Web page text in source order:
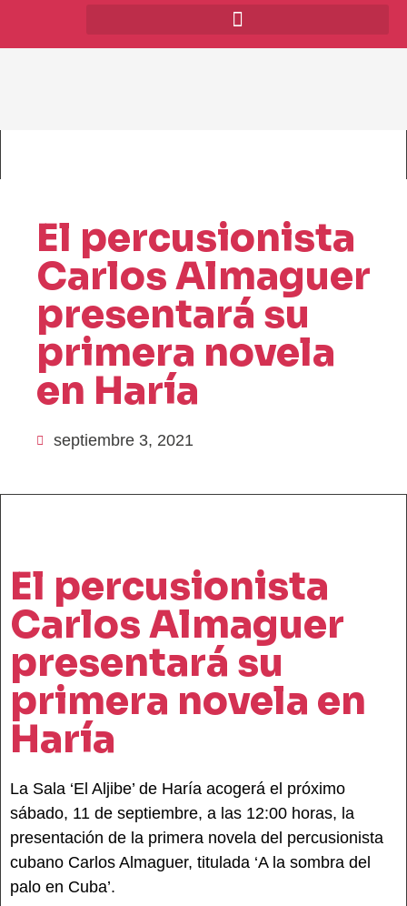
El percusionista
Carlos Almaguer
presentará su
primera novela
en Haría
septiembre 3, 2021
El percusionista
Carlos Almaguer
presentará su
primera novela en
Haría
La Sala ‘El Aljibe’ de Haría acogerá el próximo
sábado, 11 de septiembre, a las 12:00 horas, la
presentación de la primera novela del percusionista
cubano Carlos Almaguer, titulada ‘A la sombra del
palo en Cuba’.